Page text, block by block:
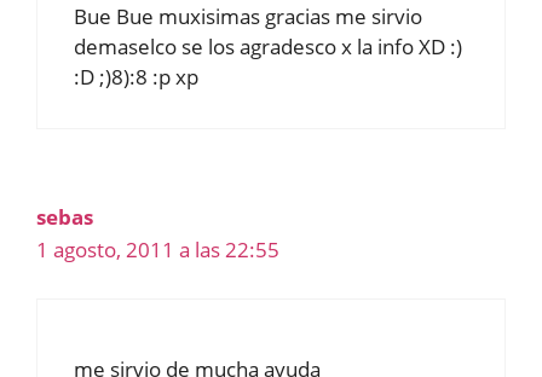
Bue Bue muxisimas gracias me sirvio
demaselco se los agradesco x la info XD :)
:D ;)8):8 :p xp
sebas
1 agosto, 2011 a las 22:55
me sirvio de mucha ayuda